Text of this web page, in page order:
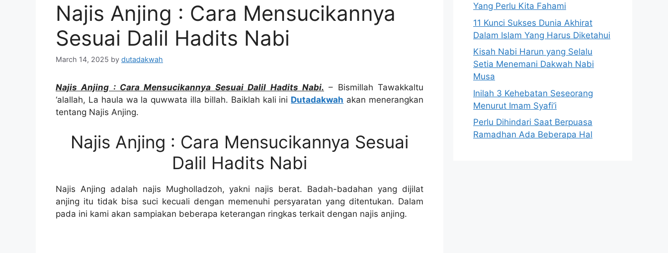
Najis Anjing : Cara Mensucikannya
Sesuai Dalil Hadits Nabi
March 14, 2025 by dutadakwah
Najis Anjing : Cara Mensucikannya Sesuai Dalil Hadits Nabi. – Bismillah Tawakkaltu
‘alallah, La haula wa la quwwata illa billah. Baiklah kali ini Dutadakwah akan menerangkan
tentang Najis Anjing.
Najis Anjing : Cara Mensucikannya Sesuai
Dalil Hadits Nabi
Najis Anjing adalah najis Mugholladzoh, yakni najis berat. Badah-badahan yang dijilat
anjing itu tidak bisa suci kecuali dengan memenuhi persyaratan yang ditentukan. Dalam
pada ini kami akan sampiakan beberapa keterangan ringkas terkait dengan najis anjing.
Yang Perlu Kita Fahami
11 Kunci Sukses Dunia Akhirat
Dalam Islam Yang Harus Diketahui
Kisah Nabi Harun yang Selalu
Setia Menemani Dakwah Nabi
Musa
Inilah 3 Kehebatan Seseorang
Menurut Imam Syafi’i
Perlu Dihindari Saat Berpuasa
Ramadhan Ada Beberapa Hal